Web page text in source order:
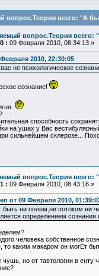
вопрос.Теория всего: "А
вопрос.Теория
: 09 Февраля 2010, 08:34:13 »
2010, 22:30:05
не психологическое
сознание!
способность
на ушах у Вас
сильнейшем склерозе...
вопрос.Теория
: 09 Февраля 2010, 08:43:16 »
от 09 Февраля 2010,
ни полем,ни потоком ни
определением
человека собственное
то каким макаром он могЁт
чушь, но от тавтологии в